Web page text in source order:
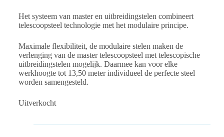
Het systeem van master en uitbreidingstelen combineert
telescoopsteel technologie met het modulaire principe.
Maximale flexibiliteit, de modulaire stelen maken de
verlenging van de master telescoopsteel met telescopische
uitbreidingstelen mogelijk. Daarmee kan voor elke
werkhoogte tot 13,50 meter individueel de perfecte steel
worden samengesteld.
Uitverkocht